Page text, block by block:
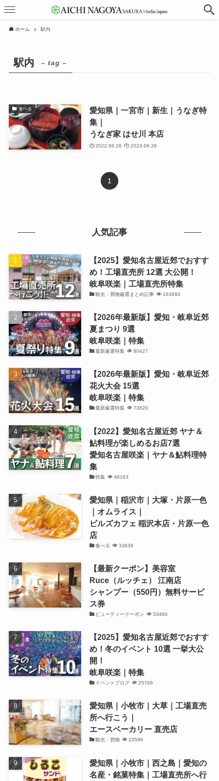
ホーム 駅内
駅内 – tag –
食べる
愛知県｜一宮市｜新生｜うなぎ特
集｜
うなぎ家 はせ川 本店
2022.06.26 2023.06.26
1
人気記事
【2025】愛知名古屋近郊でおすす
め！工場直売所 12選 大公開！
岐阜咲楽｜工場直売所特集
観光・買物厳選まとめ記事 163893
【2026年最新版】愛知・岐阜近郊
夏まつり 9選
岐阜咲楽｜特集
最新厳選特集 80427
【2026年最新版】愛知・岐阜近郊
花火大会 15選
岐阜咲楽｜特集
最新厳選特集 73620
【2022】愛知名古屋近郊 ヤナ＆
鮎料理が楽しめるお店7選
愛知名古屋咲楽｜ヤナ＆鮎料理特
集
特集 48163
愛知県｜稲沢市｜大塚・片原一色
｜オムライス｜
ビルズカフェ 稲沢本店・片原一色
店
食べる 33636
【最新クーポン】美容室
Ruce（ルッチェ） 江南店
シャンプー（550円）無料サービ
ス券
ビューティークーポン 33460
【2025】愛知名古屋近郊でおすす
め！冬のイベント 10選 一挙大公
開！
岐阜咲楽｜特集
イベントブログ 25766
愛知県｜小牧市｜大草｜工場直売
所へ行こう｜
エースベーカリー 直売店
観光・買物 23596
愛知県｜小牧市｜西之島｜愛知の
名産・銘菓特集｜工場直売所へ行